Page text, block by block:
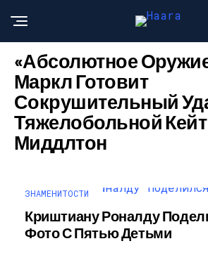
«Абсолютное
Маркл Готовит
Сокрушительный
Тяжелобольной Кейт
Миддлтон
ЗНАМЕНИТОСТИ
Криштиану Роналду
Фото С Пятью Детьми